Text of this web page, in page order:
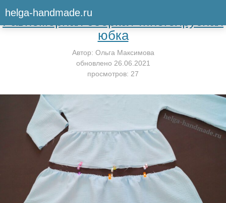
helga-handmade.ruВернуться к мастер-классу
Равномерная сборка / Многоярусная
юбка
Автор: Ольга Максимова
обновлено 26.06.2021
просмотров: 27